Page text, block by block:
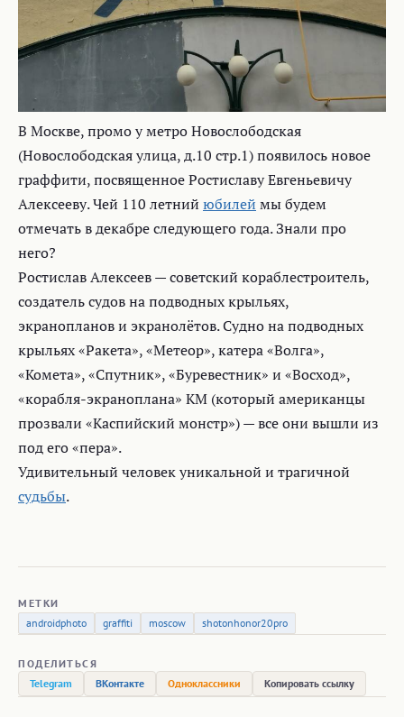
В Москве, промо у метро Новослободская
(Новослободская улица, д.10 стр.1) появилось новое
граффити, посвященное Ростиславу Евгеньевичу
Алексееву. Чей 110 летний юбилей мы будем
отмечать в декабре следующего года. Знали про
него?
Ростислав Алексеев — советский кораблестроитель,
создатель судов на подводных крыльях,
экранопланов и экранолётов. Судно на подводных
крыльях «Ракета», «Метеор», катера «Волга»,
«Комета», «Спутник», «Буревестник» и «Восход»,
«корабля-экраноплана» КМ (который американцы
прозвали «Каспийский монстр») — все они вышли из
под его «пера».
Удивительный человек уникальной и трагичной
судьбы.
МЕТКИ
androidphoto
graffiti moscow shotonhonor20pro
ПОДЕЛИТЬСЯ
Telegram
ВКонтакте Одноклассники Копировать ссылку